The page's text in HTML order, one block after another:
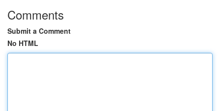
Comments
Submit a Comment
No HTML